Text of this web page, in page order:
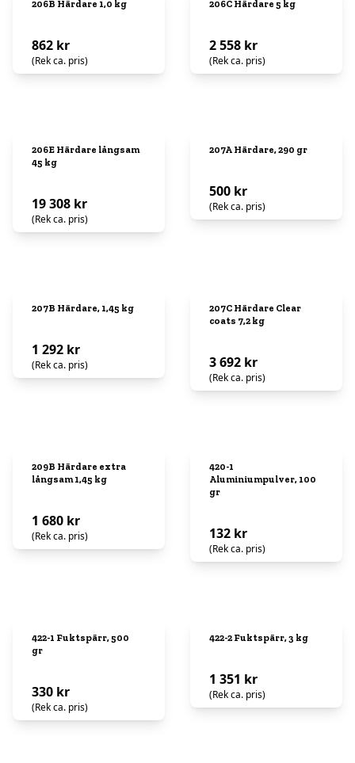
206B Härdare 1,0 kg
862 kr
(Rek ca. pris)
206C Härdare 5 kg
2 558 kr
(Rek ca. pris)
206E Härdare långsam
45 kg
19 308 kr
(Rek ca. pris)
207A Härdare, 290 gr
500 kr
(Rek ca. pris)
207B Härdare, 1,45 kg
1 292 kr
(Rek ca. pris)
207C Härdare Clear
coats 7,2 kg
3 692 kr
(Rek ca. pris)
209B Härdare extra
långsam 1,45 kg
1 680 kr
(Rek ca. pris)
420-1
Aluminiumpulver, 100
gr
132 kr
(Rek ca. pris)
422-1 Fuktspärr, 500
gr
330 kr
(Rek ca. pris)
422-2 Fuktspärr, 3 kg
1 351 kr
(Rek ca. pris)